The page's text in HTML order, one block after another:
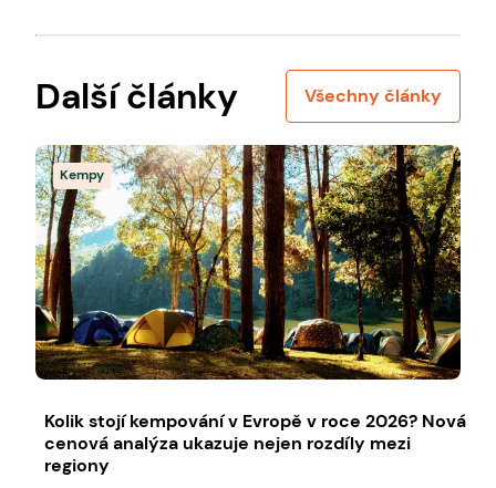
Další články Všechny články
Kempy
Kolik stojí kempování v Evropě v roce 2026? Nová
cenová analýza ukazuje nejen rozdíly mezi
regiony